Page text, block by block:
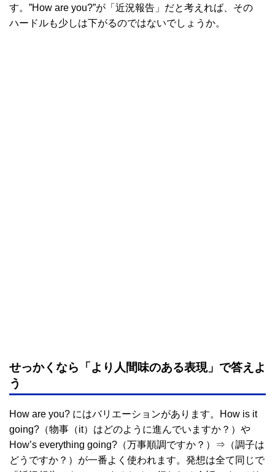
す。”How are you?”が「近況報告」だと考えれば、その
ハードルも少しは下がるのではないでしょうか。
せっかくなら「より人間味のある表現」で答えよ
う
How are you? にはバリエーションがあります。How is it
going?（物事（it）はどのように進んでいますか？）や
How’s everything going?（万事順調ですか？）⇒（調子は
どうですか？）が一番よく使われます。発想は全て同じで